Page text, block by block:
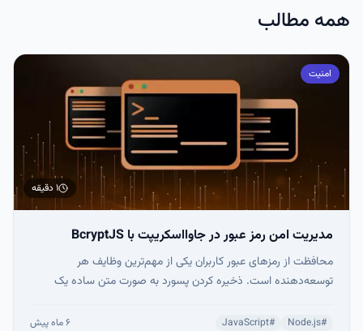
همه مطالب
امنیت
۱ دقیقه
مدیریت امن رمز عبور در جاوااسکریپت با BcryptJS
محافظت از رمزهای عبور کاربران یکی از مهم‌ترین وظایف هر
توسعه‌دهنده است. ذخیره کردن پسورد به صورت متن ساده یک
کتابخانه BcryptJS امکان هش کردن امن رمزها را فراهم می‌کند تا
#
Node.js
#
JavaScript ۶ ماه پیش